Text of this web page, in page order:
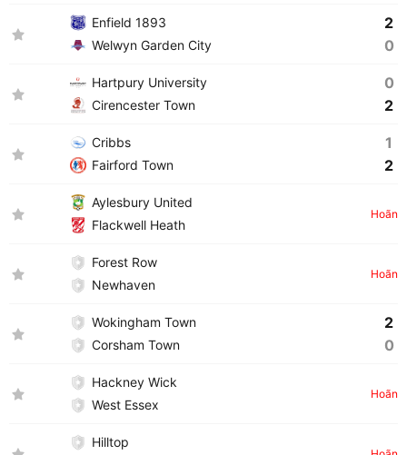
Enfield 1893
Welwyn Garden City
2
0
Hartpury University
Cirencester Town
0
2
Cribbs
Fairford Town
1
2
Aylesbury United
Flackwell Heath
Hoãn
Forest Row
Newhaven
Hoãn
Wokingham Town
Corsham Town
2
0
Hackney Wick
West Essex
Hoãn
Hilltop